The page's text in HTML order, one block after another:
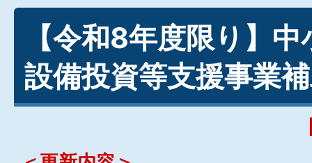
【令和8年度限り】
設備投資等支援事業